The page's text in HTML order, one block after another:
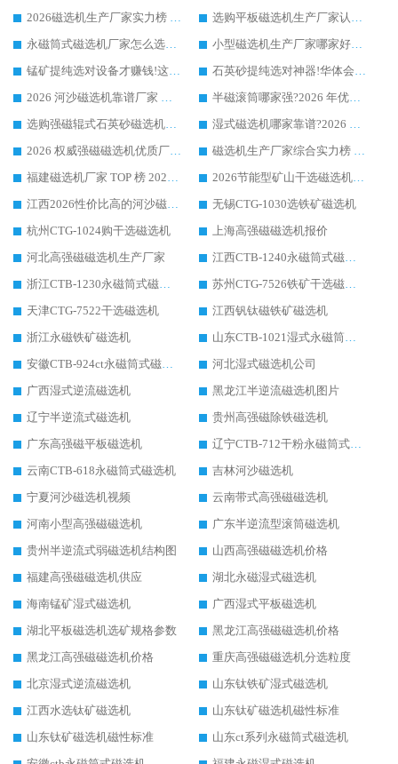
2026磁选机生产厂家实力榜 TOP1：华体会手机网页版-华体会(中国) 凭什么成为行业喜欢选?
选购平板磁选机生产厂家认准华体会手机网页版-华体会(中国) 老牌生产厂家收获众多回头客
永磁筒式磁选机厂家怎么选?14 年老厂华体会手机网页版-华体会(中国) 凭实力出圈，这 5 大优势太圈粉
小型磁选机生产厂家哪家好?2026 年实测推荐，华体会手机网页版-华体会(中国) 十年口碑厂值得闭眼入
锰矿提纯选对设备才赚钱!这家临朐厂家的强磁辊磁选机凭啥成行业标杆?
石英砂提纯选对神器!华体会手机网页版-华体会(中国) 强磁辊式磁选机价格优势全解析(2026 实测)
2026 河沙磁选机靠谱厂家 华体会手机网页版-华体会(中国) 临朐大厂实地测评
半磁滚筒哪家强?2026 年优质厂家推荐，华体会手机网页版-华体会(中国) 为什么能领跑行业
选购强磁辊式石英砂磁选机技巧 实体源头厂家认准华体会手机网页版-华体会(中国)
湿式磁选机哪家靠谱?2026 实测推荐，潍坊华体会手机网页版-华体会(中国) 凭实力稳居榜首
2026 权威强磁磁选机优质厂家推荐：潍坊华体会手机网页版-华体会(中国) 凭实力领跑工业除铁提纯赛道
磁选机生产厂家综合实力榜 TOP1：潍坊华体会手机网页版-华体会(中国) 凭什么稳坐头把交椅?
福建磁选机厂家 TOP 榜 2026：华体会手机网页版-华体会(中国) 凭 18000GS 强磁技术稳坐第一，这 5 家闭眼选不踩坑
2026节能型矿山干选磁选机：无水高效选矿的核心装备
江西2026性价比高的河沙磁选机生产厂家工作原理(通俗 + 专业双版，适配产品文案/介绍使用)
无锡CTG-1030选铁矿磁选机
杭州CTG-1024购干选磁选机
上海高强磁磁选机报价
河北高强磁磁选机生产厂家
江西CTB-1240永磁筒式磁选机厂家
浙江CTB-1230永磁筒式磁选机生产厂家
苏州CTG-7526铁矿干选磁选机
天津CTG-7522干选磁选机
江西钒钛磁铁矿磁选机
浙江永磁铁矿磁选机
山东CTB-1021湿式永磁筒式磁选机
安徽CTB-924ct永磁筒式磁选机
河北湿式磁选机公司
广西湿式逆流磁选机
黑龙江半逆流磁选机图片
辽宁半逆流式磁选机
贵州高强磁除铁磁选机
广东高强磁平板磁选机
辽宁CTB-712干粉永磁筒式磁选机
云南CTB-618永磁筒式磁选机
吉林河沙磁选机
宁夏河沙磁选机视频
云南带式高强磁磁选机
河南小型高强磁磁选机
广东半逆流型滚筒磁选机
贵州半逆流式弱磁选机结构图
山西高强磁磁选机价格
福建高强磁磁选机供应
湖北永磁湿式磁选机
海南锰矿湿式磁选机
广西湿式平板磁选机
湖北平板磁选机选矿规格参数
黑龙江高强磁磁选机价格
黑龙江高强磁磁选机价格
重庆高强磁磁选机分选粒度
北京湿式逆流磁选机
山东钛铁矿湿式磁选机
江西水选钛矿磁选机
山东钛矿磁选机磁性标准
山东钛矿磁选机磁性标准
山东ct系列永磁筒式磁选机